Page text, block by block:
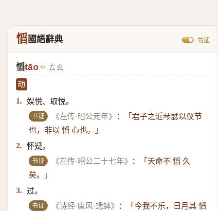
慆國語辭典 书证
慆tāo ㄊㄠ
动
1. 娱悦、取悦。
书证 《左传·昭公元年》 ：
「君子之近琴瑟以仪节
也，非以 慆 心也。」
2. 怀疑。
书证 《左传·昭公二十七年》 ：
「天命不 慆 久
矣。」
3. 过。
书证 《诗经·唐风·蟋蟀》 ：
「今我不乐，日月其 慆